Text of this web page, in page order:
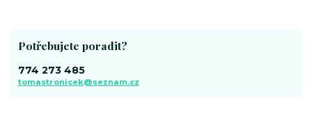
Potřebujete poradit?
774 273 485
tomastronicek@seznam.cz